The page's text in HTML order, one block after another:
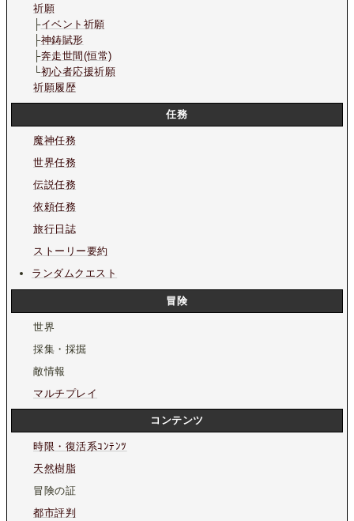
祈願
├イベント祈願
├神鋳賦形
├奔走世間(恒常)
└初心者応援祈願
祈願履歴
任務
魔神任務
世界任務
伝説任務
依頼任務
旅行日誌
ストーリー要約
ランダムクエスト
冒険
世界
採集・採掘
敵情報
マルチプレイ
コンテンツ
時限・復活系ｺﾝﾃﾝﾂ
天然樹脂
冒険の証
都市評判